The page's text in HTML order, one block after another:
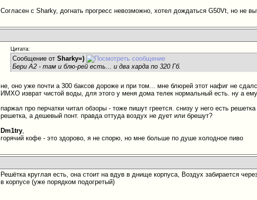
Согласен с Sharky, догнать прогресс невозможно, хотел дождаться G50Vt, но не
Цитата:
Сообщение отSharky=)
Бери А2 - там и блю-рей есть... и два харда по 320 Гб.
не, оно уже почти а 300 баксов дороже и при том... мне блюрей этот нафиг не
ИМХО изврат чистой воды, для этого у меня дома телек нормальный есть. ну а
паржал про перчатки читал обзоры - тоже пишут греется. снизу у него есть
решетка, а дешевый понт. правда оттуда воздух не дует или брешут?
Dm1try,
горячий кофе - это здорово, я не спорю, но мне больше по душе холодное пиво
Решётка круглая есть, она стоит на вдув в днище корпуса, Воздух забирается
в корпусе (уже порядком подогретый)